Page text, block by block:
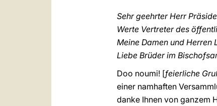
Sehr geehrter Herr
Werte Vertreter des
Meine Damen und
Liebe Brüder im
Doo noumi! [feierliche
einer namhaften
danke Ihnen von ganzem